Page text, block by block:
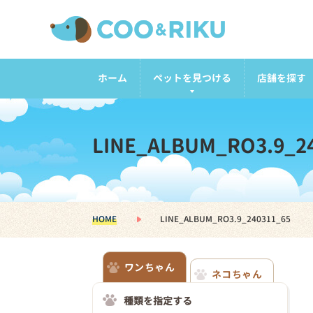
ホーム ペットを見つける 店舗を探す
HOME LINE_ALBUM_RO3.9_240311_65
ワンちゃん
ネコちゃん
種類を指定する